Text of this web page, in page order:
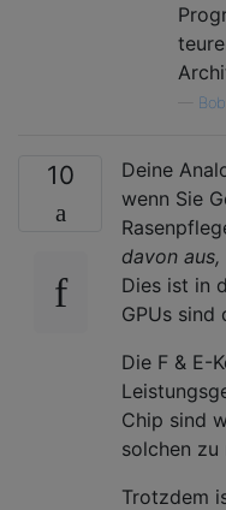
10
Deine
wenn Sie
davon aus,
Dies ist in
GPUs sind
Die F & E-
Chip sind
solchen
Trotzdem